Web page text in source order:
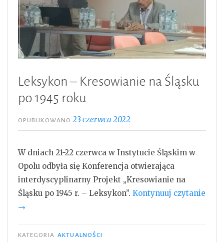
Leksykon – Kresowianie na Śląsku
po 1945 roku
OPUBLIKOWANO23 czerwca 2022
W dniach 21-22 czerwca w Instytucie Śląskim w
Opolu odbyła się Konferencja otwierająca
interdyscyplinarny Projekt „Kresowianie na
Śląsku po 1945 r. – Leksykon”. Kontynuuj czytanie
„Leksykon
Kresowianie
→
KATEGORIA AKTUALNOŚCI